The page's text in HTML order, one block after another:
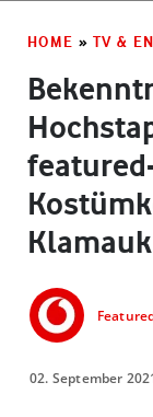
HOME » TV &
Klamauk
02. September